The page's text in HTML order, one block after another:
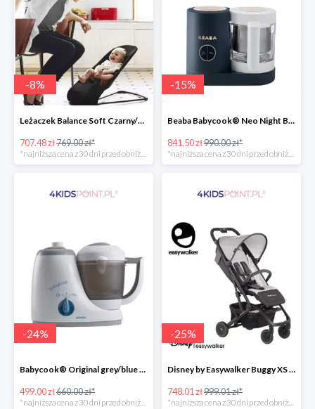
-8%
Leżaczek Balance Soft Czarny/Ciemnoszary + Zabawka BabyBjorn
707.48 zł769.00 zł*
*najniższa cena z 30 dni przed obniżką
-15%
Beaba Babycook® Neo Night Blue
841.50 zł990.00 zł*
*najniższa cena z 30 dni przed obniżką
-24%
Babycook® Original grey/blue Beaba
499.00 zł660.00 zł*
*najniższa cena z 30 dni przed obniżką
-25%
Disney by Easywalker Buggy XS Wózek spacerowy z osłonką przeciwdeszczową Mickey Shield
748.01 zł999.01 zł*
*najniższa cena z 30 dni przed obniżką